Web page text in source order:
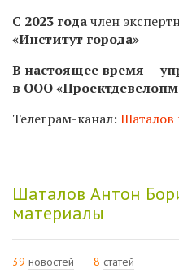
С 2023 годачлен
«Институт города»
В настоящее время —
в ООО
Телеграм-канал: Шаталов
Шаталов Антон
материалы
39 новостей 8 статей